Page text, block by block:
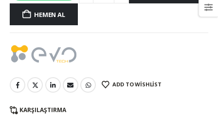
HEMEN AL
ADD TO WISHLIST
KARŞILAŞTIRMA